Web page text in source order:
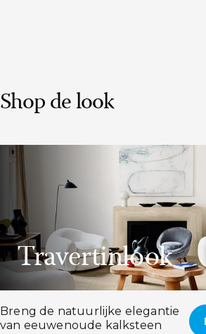
Shop de look
Travertinlook
Breng de natuurlijke elegantie
van eeuwenoude kalksteen